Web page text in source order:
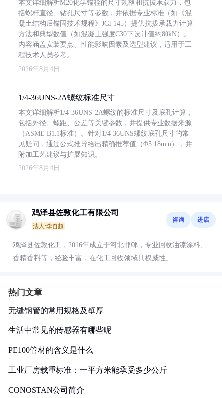
本文详细解析M20化学锚栓的尺寸规格和抗拔承载力，包
括螺杆直径、钻孔尺寸等参数，并依据专业标准（如《混
凝土结构后锚固技术规程》JGJ 145）提供抗拔承载力计算
方法和典型数值（如混凝土强度C30下设计值约80kN）。
内容涵盖安装要点、性能影响因素及选型建议，适用于工
程技术人员参考。
2026年8月4日
1/4-36UNS-2A螺纹标准尺寸
本文详细解析1/4-36UNS-2A螺纹的标准尺寸及底孔计算，
包括外径、螺距、公差等关键参数，并提供专业数据来源
（ASME B1.1标准）。针对1/4-36UNS螺纹底孔尺寸的常
见疑问，通过公式推导给出精确推荐值（Φ5.18mm），并
附加工艺建议与扩展知识。
2026年8月4日
鸡泽县佐敦化工有限公司
法人:李自超
咨询 进店
鸡泽县佐敦化工，2016年成立于河北邯郸，专业回收油漆涂料、
香精香料等，经验丰富，在化工回收领域具权威性。
热门文章
无缝钢管的常用规格及壁厚
生活中常见的传感器有哪些呢
PE100管材的含义是什么
工业厂房载重标准：一平方米能承受多少公斤
CONOSTAN公司简介